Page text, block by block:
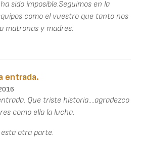
sido imposible.Seguimos en la
como el vuestro que tanto nos
matronas y madres.
entrada.
Que triste historia....agradezco
como ella la lucha.
otra parte.